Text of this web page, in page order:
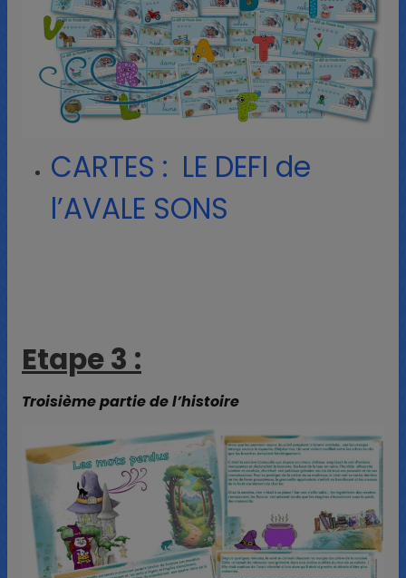
CARTES : LE DEFI de
l’AVALE SONS
Etape 3 :
Troisième partie de l’histoire